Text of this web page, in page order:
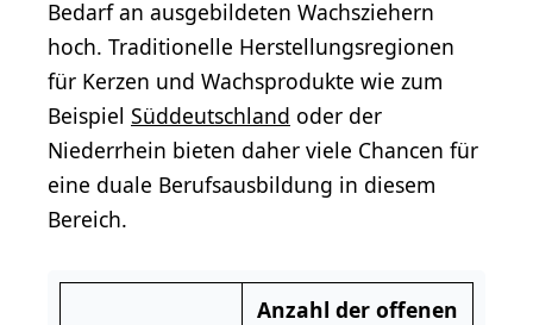
Bedarf an ausgebildeten Wachsziehern
hoch. Traditionelle Herstellungsregionen
für Kerzen und Wachsprodukte wie zum
Beispiel Süddeutschland oder der
Niederrhein bieten daher viele Chancen für
eine duale Berufsausbildung in diesem
Bereich.
Anzahl der offenen